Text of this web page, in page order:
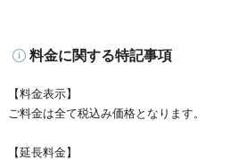
料金に関する特記事項
【料金表示】
ご料金は全て税込み価格となります。
【延長料金】